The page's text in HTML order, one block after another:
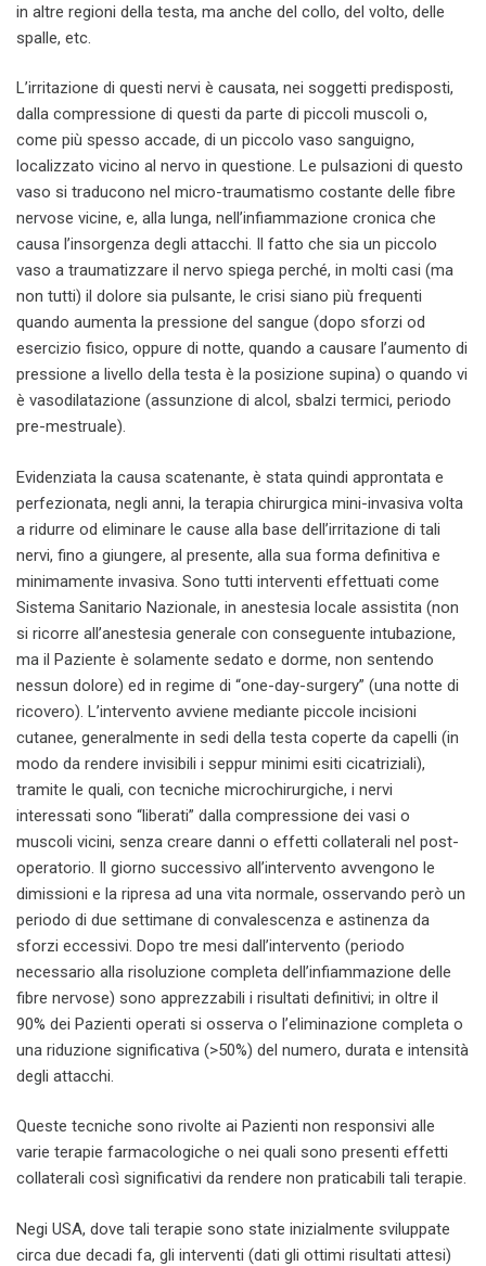
in altre regioni della testa, ma anche del collo, del volto, delle
spalle, etc.
L’irritazione di questi nervi è causata, nei soggetti predisposti,
dalla compressione di questi da parte di piccoli muscoli o,
come più spesso accade, di un piccolo vaso sanguigno,
localizzato vicino al nervo in questione. Le pulsazioni di questo
vaso si traducono nel micro-traumatismo costante delle fibre
nervose vicine, e, alla lunga, nell’infiammazione cronica che
causa l’insorgenza degli attacchi. Il fatto che sia un piccolo
vaso a traumatizzare il nervo spiega perché, in molti casi (ma
non tutti) il dolore sia pulsante, le crisi siano più frequenti
quando aumenta la pressione del sangue (dopo sforzi od
esercizio fisico, oppure di notte, quando a causare l’aumento di
pressione a livello della testa è la posizione supina) o quando vi
è vasodilatazione (assunzione di alcol, sbalzi termici, periodo
pre-mestruale).
Evidenziata la causa scatenante, è stata quindi approntata e
perfezionata, negli anni, la terapia chirurgica mini-invasiva volta
a ridurre od eliminare le cause alla base dell’irritazione di tali
nervi, fino a giungere, al presente, alla sua forma definitiva e
minimamente invasiva. Sono tutti interventi effettuati come
Sistema Sanitario Nazionale, in anestesia locale assistita (non
si ricorre all’anestesia generale con conseguente intubazione,
ma il Paziente è solamente sedato e dorme, non sentendo
nessun dolore) ed in regime di “one-day-surgery” (una notte di
ricovero). L’intervento avviene mediante piccole incisioni
cutanee, generalmente in sedi della testa coperte da capelli (in
modo da rendere invisibili i seppur minimi esiti cicatriziali),
tramite le quali, con tecniche microchirurgiche, i nervi
interessati sono “liberati” dalla compressione dei vasi o
muscoli vicini, senza creare danni o effetti collaterali nel post-
operatorio. Il giorno successivo all’intervento avvengono le
dimissioni e la ripresa ad una vita normale, osservando però un
periodo di due settimane di convalescenza e astinenza da
sforzi eccessivi. Dopo tre mesi dall’intervento (periodo
necessario alla risoluzione completa dell’infiammazione delle
fibre nervose) sono apprezzabili i risultati definitivi; in oltre il
90% dei Pazienti operati si osserva o l’eliminazione completa o
una riduzione significativa (>50%) del numero, durata e intensità
degli attacchi.
Queste tecniche sono rivolte ai Pazienti non responsivi alle
varie terapie farmacologiche o nei quali sono presenti effetti
collaterali così significativi da rendere non praticabili tali terapie.
Negi USA, dove tali terapie sono state inizialmente sviluppate
circa due decadi fa, gli interventi (dati gli ottimi risultati attesi)